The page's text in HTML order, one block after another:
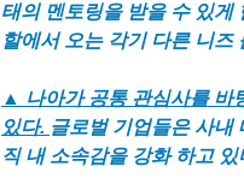
태의 멘토링을 받을 수 있게
할에서 오는 각기 다른 니즈
▲ 나아가 공통 관심사를 바
있다. 글로벌 기업들은 사내
직 내 소속감을 강화 하고 있